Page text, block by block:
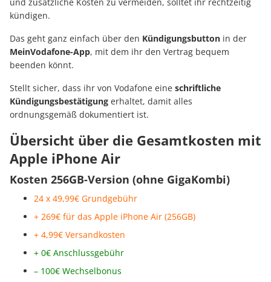
kündigen.
Das geht ganz einfach über den Kündigungsbutton in der
MeinVodafone-App, mit dem ihr den Vertrag bequem
beenden könnt.
Stellt sicher, dass ihr von Vodafone eine schriftliche
Kündigungsbestätigung erhaltet, damit alles
ordnungsgemäß dokumentiert ist.
Übersicht über die Gesamtkosten mit
Apple iPhone Air
Kosten 256GB-Version (ohne GigaKombi)
24 x 49,99€ Grundgebühr
+ 269€ für das Apple iPhone Air (256GB)
+ 4,99€ Versandkosten
+ 0€ Anschlussgebühr
– 100€ Wechselbonus